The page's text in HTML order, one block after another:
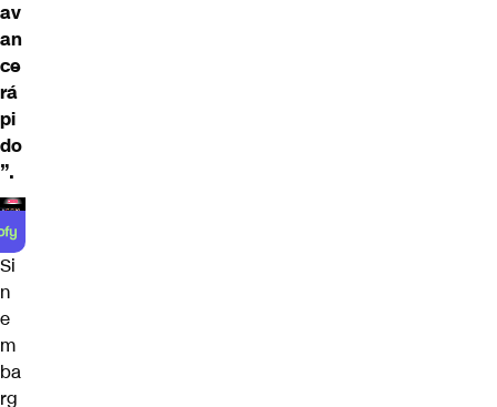
av
an
ce
rá
pi
do
”.
Si
n
e
m
ba
rg